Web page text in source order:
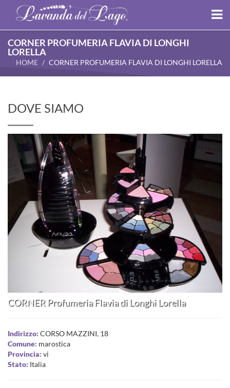
CORNER PROFUMERIA FLAVIA DI LONGHI
LORELLA
HOME CORNER PROFUMERIA FLAVIA DI LONGHI LORELLA
DOVE SIAMO
CORNER Profumeria Flavia di Longhi Lorella
Indirizzo: CORSO MAZZINI, 18
Comune: marostica
Provincia: vi
Stato: Italia